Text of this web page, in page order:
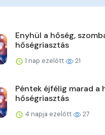
Enyhül a hőség,
hőségriasztás
1 nap ezelőtt 21
Péntek éjfélig marad a
hőségriasztás
4 napja ezelőtt 27